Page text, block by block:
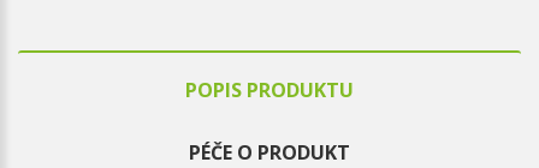
POPIS PRODUKTU
PÉČE O PRODUKT